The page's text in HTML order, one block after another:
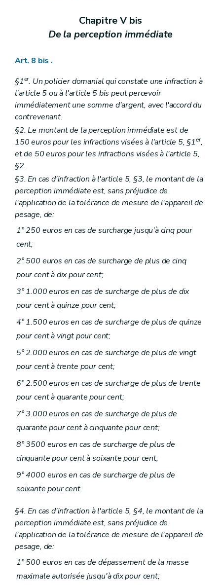
Chapitre V bis
De la perception immédiate
Art. 8 bis .
§1er. Un policier domanial qui constate une infraction à
l'article 5 ou à l'article 5bis peut percevoir
immédiatement une somme d'argent, avec l'accord du
contrevenant.
§2. Le montant de la perception immédiate est de
150 euros pour les infractions visées à l'article 5, §1er,
et de 50 euros pour les infractions visées à l'article 5,
§2.
§3. En cas d'infraction à l'article 5, §3, le montant de la
perception immédiate est, sans préjudice de
l'application de la tolérance de mesure de l'appareil de
pesage, de:
1° 250 euros en cas de surcharge jusqu'à cinq pour
cent;
2° 500 euros en cas de surcharge de plus de cinq
pour cent à dix pour cent;
3° 1.000 euros en cas de surcharge de plus de dix
pour cent à quinze pour cent;
4° 1.500 euros en cas de surcharge de plus de quinze
pour cent à vingt pour cent;
5° 2.000 euros en cas de surcharge de plus de vingt
pour cent à trente pour cent;
6° 2.500 euros en cas de surcharge de plus de trente
pour cent à quarante pour cent;
7° 3.000 euros en cas de surcharge de plus de
quarante pour cent à cinquante pour cent;
8° 3500 euros en cas de surcharge de plus de
cinquante pour cent à soixante pour cent;
9° 4000 euros en cas de surcharge de plus de
soixante pour cent.
§4. En cas d'infraction à l'article 5, §4, le montant de la
perception immédiate est, sans préjudice de
l'application de la tolérance de mesure de l'appareil de
pesage, de:
1° 500 euros en cas de dépassement de la masse
maximale autorisée jusqu'à dix pour cent;